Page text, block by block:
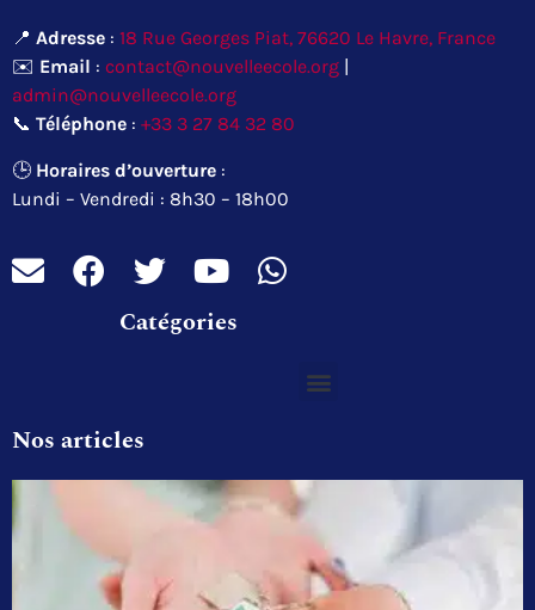
📍 Adresse : 18 Rue Georges Piat, 76620 Le Havre, France
✉️ Email : contact@nouvelleecole.org
admin@nouvelleecole.org
📞 Téléphone : +33 3 27 84 32 80
🕒 Horaires d’ouverture :
Lundi – Vendredi : 8h30 – 18h00
Catégories
Nos articles